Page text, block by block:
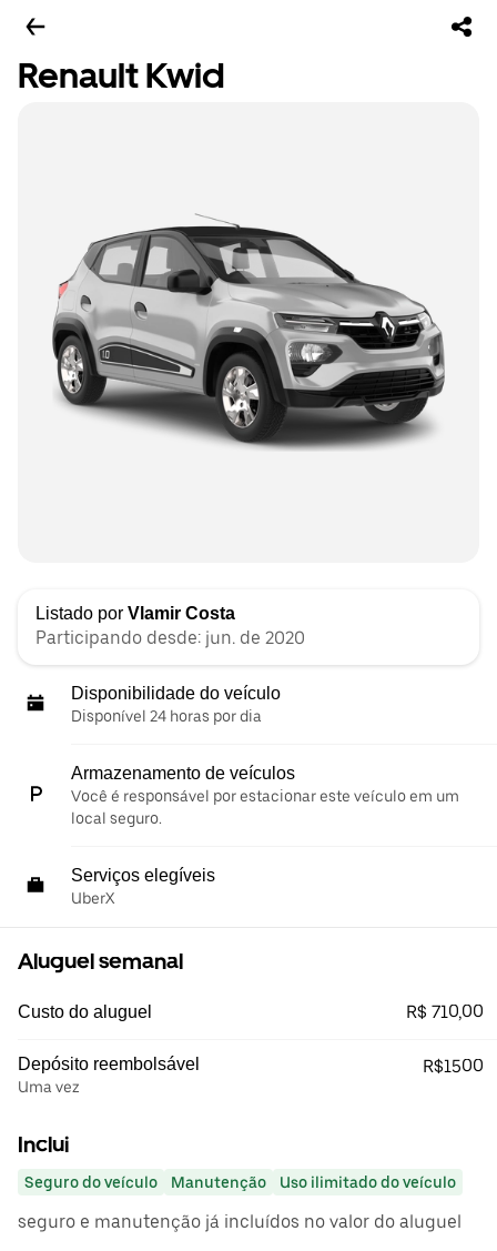
Renault Kwid
Listado por Vlamir Costa
Participando desde: jun. de 2020
Disponibilidade do veículo
Disponível 24 horas por dia
Armazenamento de veículos
Você é responsável por estacionar este veículo em um
local seguro.
Serviços elegíveis
UberX
Aluguel semanal
Custo do aluguel R$ 710,00
Depósito reembolsável
Uma vez
R$1500
Inclui
Seguro do veículo Manutenção Uso ilimitado do veículo
seguro e manutenção já incluídos no valor do aluguel